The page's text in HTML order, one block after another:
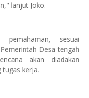
lanjut Joko.
sesuai
Desa tengah
akan diadakan
tugas kerja.